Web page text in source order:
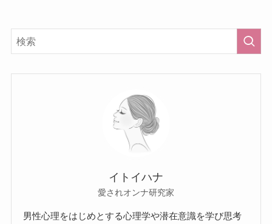
イトイハナ
愛されオンナ研究家
男性心理をはじめとする心理学や潜在意識を学び思考